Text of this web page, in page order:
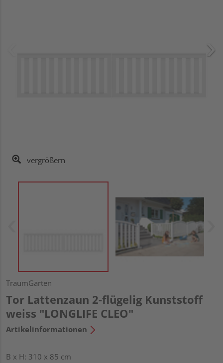
vergrößern
TraumGarten
Tor Lattenzaun 2-flügelig Kunststoff
weiss "LONGLIFE CLEO"
Artikelinformationen
B x H: 310 x 85 cm